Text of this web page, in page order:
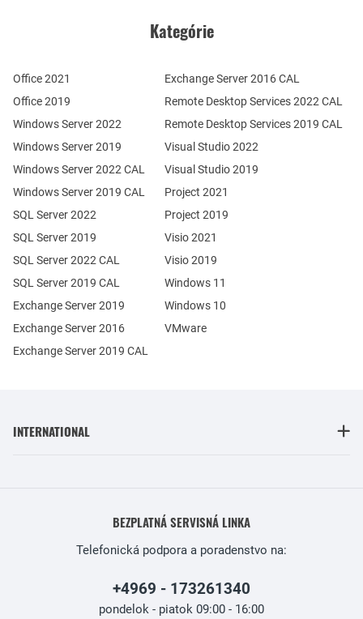
Kategórie
Office 2021
Office 2019
Windows Server 2022
Windows Server 2019
Exchange Server 2019
Exchange Server 2016
SQL Server 2022
SQL Server 2019
Windows Server 2022 CAL
Windows Server 2019 CAL
SQL Server 2022 CAL
SQL Server 2019 CAL
Remote Desktop Services 2022 CAL
Remote Desktop Services 2019 CAL
Exchange Server 2019 CAL
Exchange Server 2016 CAL
Visual Studio 2022
Visual Studio 2019
Project 2021
Project 2019
Visio 2021
Visio 2019
Windows 11
Windows 10
VMware
INTERNATIONAL
BEZPLATNÁ SERVISNÁ LINKA
Telefonická podpora a poradenstvo na:
+4969 - 173261340
pondelok - piatok 09:00 - 16:00